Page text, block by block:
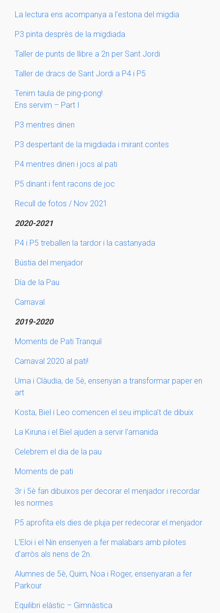
La lectura ens acompanya a l’estona del migdia
P3 pinta desprès de la migdiada
Taller de punts de llibre a 2n per Sant Jordi
Taller de dracs de Sant Jordi a P4 i P5
Tenim taula de ping-pong!
Ens servim – Part I
P3 mentres dinen
P3 despertant de la migdiada i mirant contes
P4 mentres dinen i jocs al pati
P5 dinant i fent racons de joc
Recull de fotos / Nov 2021
2020-2021
P4 i P5 treballen la tardor i la castanyada
Bústia del menjador
Día de la Pau
Carnaval
2019-2020
Moments de Pati Tranquil
Carnaval 2020 al pati!
Uma i Clàudia, de 5è, ensenyan a transformar paper en
art
Kosta, Biel i Leo comencen el seu implica’t de dibuix
La Kiruna i el Biel ajuden a servir l’amanida
Celebrem el dia de la pau
Moments de pati
3r i 5è fan dibuixos per decorar el menjador i recordar
les normes
P5 aprofita els dies de pluja per redecorar el menjador
L’Eloi i el Nin ensenyen a fer malabars amb pilotes
d’arròs als nens de 2n.
Alumnes de 5è, Quim, Noa i Roger, ensenyaran a fer
Parkour
Equilibri elàstic – Gimnàstica